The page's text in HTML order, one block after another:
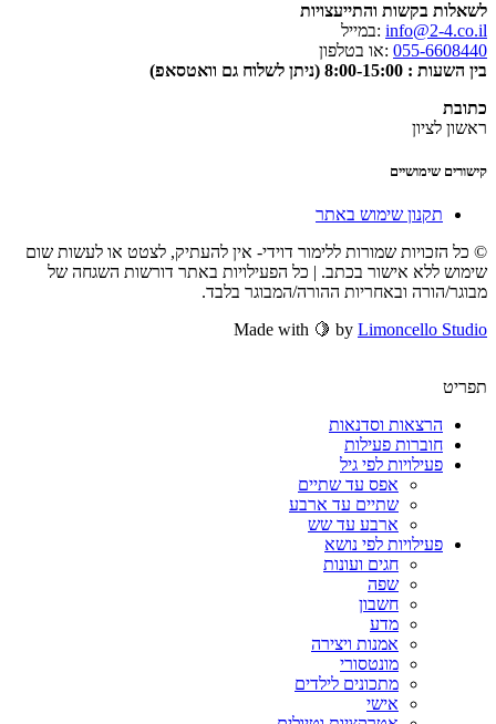
לשאלות בקשות והתייעצויות
info@2-4.co.il :במייל
055-6608440 :או בטלפון
בין השעות : 8:00-15:00 (ניתן לשלוח גם וואטסאפ)
כתובת
ראשון לציון
קישורים שימושיים
תקנון שימוש באתר
© כל הזכויות שמורות ללימור דוידי- אין להעתיק, לצטט או לעשות שום
שימוש ללא אישור בכתב. | כל הפעילויות באתר דורשות השגחה של
מבוגר/הורה ובאחריות ההורה/המבוגר בלבד.
Made with 🍋 by Limoncello Studio
תפריט
הרצאות וסדנאות
חוברות פעילות
פעילויות לפי גיל
אפס עד שתיים
שתיים עד ארבע
ארבע עד שש
פעילויות לפי נושא
חגים ועונות
שפה
חשבון
מדע
אמנות ויצירה
מונטסורי
מתכונים לילדים
אישי